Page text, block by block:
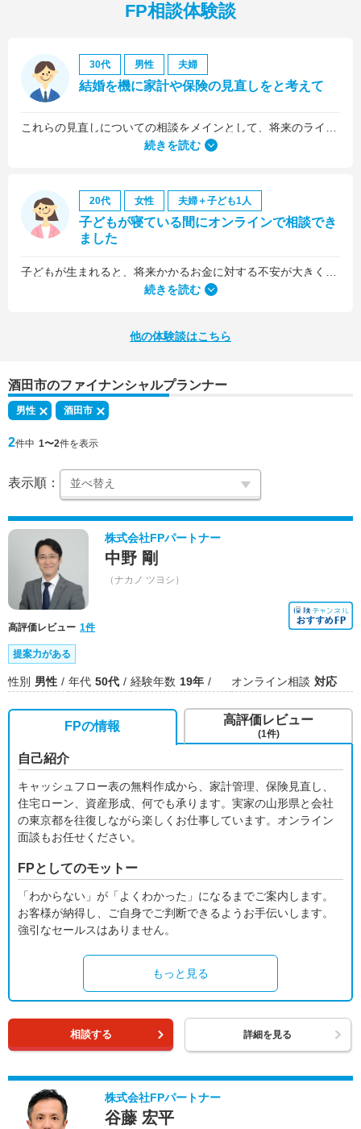
FP相談体験談
30代 男性 夫婦
結婚を機に家計や保険の見直しをと考えて
続きを読む
20代 女性 夫婦＋子ども1人
子どもが寝ている間にオンラインで相談でき
ました
何より、とても親身になって対応してくださって大満足。うちと同じように子どもの将来のお金のことで悩んでいる友人にも教えました。
続きを読む
他の体験談はこちら
酒田市のファイナンシャルプランナー
男性 酒田市
2件中 1〜2件を表示
表示順：
株式会社FPパートナー
中野 剛
（ナカノ ツヨシ）
高評価レビュー 1件
提案力がある
性別 男性 年代 50代 経験年数 19年 オンライン相談 対応
FPの情報
自己紹介
キャッシュフロー表の無料作成から、家計管理、保険見直し、
住宅ローン、資産形成、何でも承ります。実家の山形県と会社
の東京都を往復しながら楽しくお仕事しています。オンライン
面談もお任せください。
FPとしてのモットー
「わからない」が「よくわかった」になるまでご案内します。
お客様が納得し、ご自身でご判断できるようお手伝いします。
強引なセールスはありません。
もっと見る
高評価レビュー
(1件)
相談する 詳細を見る
株式会社FPパートナー
谷藤 宏平